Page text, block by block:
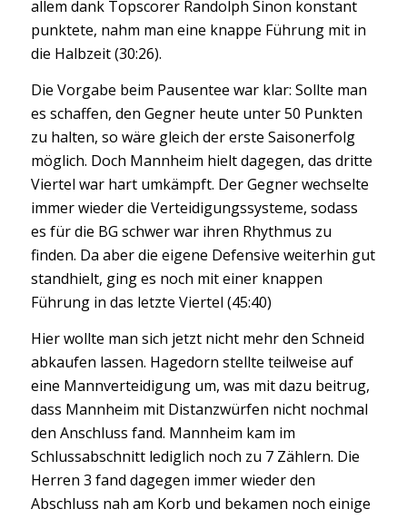
allem dank Topscorer Randolph Sinon konstant
punktete, nahm man eine knappe Führung mit in
die Halbzeit (30:26).
Die Vorgabe beim Pausentee war klar: Sollte man
es schaffen, den Gegner heute unter 50 Punkten
zu halten, so wäre gleich der erste Saisonerfolg
möglich. Doch Mannheim hielt dagegen, das dritte
Viertel war hart umkämpft. Der Gegner wechselte
immer wieder die Verteidigungssysteme, sodass
es für die BG schwer war ihren Rhythmus zu
finden. Da aber die eigene Defensive weiterhin gut
standhielt, ging es noch mit einer knappen
Führung in das letzte Viertel (45:40)
Hier wollte man sich jetzt nicht mehr den Schneid
abkaufen lassen. Hagedorn stellte teilweise auf
eine Mannverteidigung um, was mit dazu beitrug,
dass Mannheim mit Distanzwürfen nicht nochmal
den Anschluss fand. Mannheim kam im
Schlussabschnitt lediglich noch zu 7 Zählern. Die
Herren 3 fand dagegen immer wieder den
Abschluss nah am Korb und bekamen noch einige